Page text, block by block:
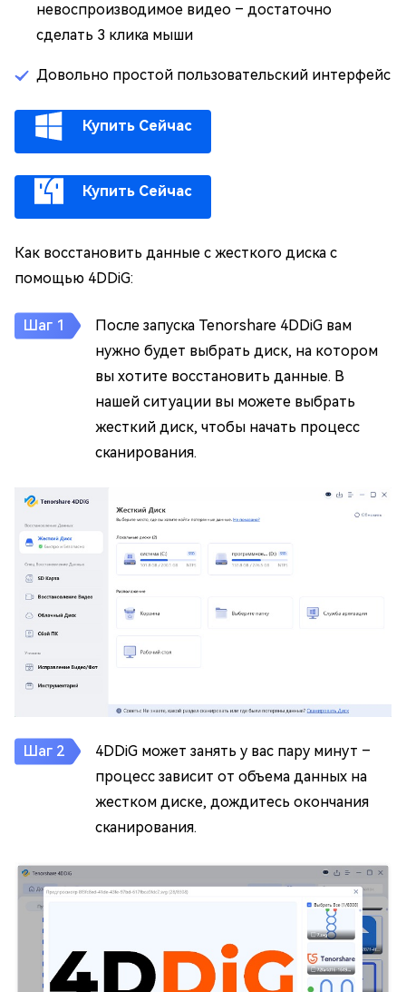
невоспроизводимое видео – достаточно
сделать 3 клика мыши
Довольно простой пользовательский интерфейс
Купить Сейчас
Купить Сейчас
Как восстановить данные с жесткого диска с
помощью 4DDiG:
После запуска Tenorshare 4DDiG вам
нужно будет выбрать диск, на котором
вы хотите восстановить данные. В
нашей ситуации вы можете выбрать
жесткий диск, чтобы начать процесс
сканирования.
4DDiG может занять у вас пару минут –
процесс зависит от объема данных на
жестком диске, дождитесь окончания
сканирования.